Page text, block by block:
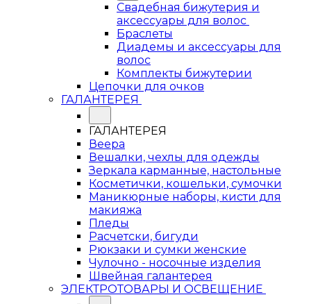
Свадебная бижутерия и
аксессуары для волос
Браслеты
Диадемы и аксессуары для
волос
Комплекты бижутерии
Цепочки для очков
ГАЛАНТЕРЕЯ
ГАЛАНТЕРЕЯ
Веера
Вешалки, чехлы для одежды
Зеркала карманные, настольные
Косметички, кошельки, сумочки
Маникюрные наборы, кисти для
макияжа
Пледы
Расчетски, бигуди
Рюкзаки и сумки женские
Чулочно - носочные изделия
Швейная галантерея
ЭЛЕКТРОТОВАРЫ И ОСВЕЩЕНИЕ